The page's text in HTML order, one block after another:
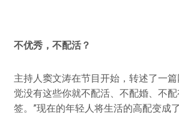
不优秀，不配活？
主持人窦文涛在节目开始，转述了一
觉没有这些你就不配活、不配婚、不
签。”现在的年轻人将生活的高配变成了